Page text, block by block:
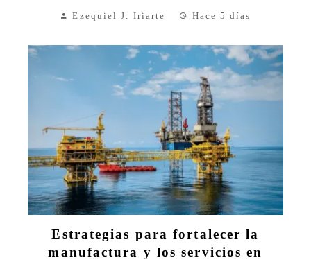
Ezequiel J. Iriarte Hace 5 días
Estrategias para fortalecer la
manufactura y los servicios en